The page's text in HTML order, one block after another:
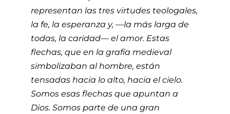
representan las tres virtudes teologales,
la fe, la esperanza y, —la más larga de
todas, la caridad— el amor. Estas
flechas, que en la grafía medieval
simbolizaban al hombre, están
tensadas hacia lo alto, hacia el cielo.
Somos esas flechas que apuntan a
Dios. Somos parte de una gran